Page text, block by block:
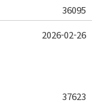
36095
37623
2026-02-26